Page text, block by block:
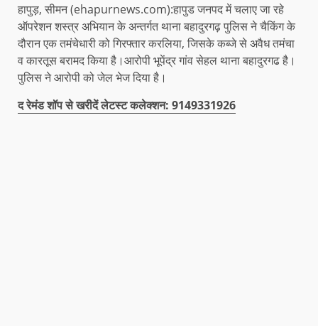
हापुड़, सीमन (ehapurnews.com):हापुड जनपद में चलाए जा रहे
ऑपरेशन शस्त्र अभियान के अन्तर्गत थाना बहादुरगढ़ पुलिस ने चैकिंग के
दौरान एक तमंचेधारी को गिरफ्तार करलिया, जिसके कब्जे से अवैध तमंचा
व कारतूस बरामद किया है।आरोपी भूपेंद्र गांव सेहल थाना बहादुरगढ है।
पुलिस ने आरोपी को जेल भेज दिया है।
द रेमंड शॉप से खरीदें लेटस्ट कलेक्शन: 9149331926